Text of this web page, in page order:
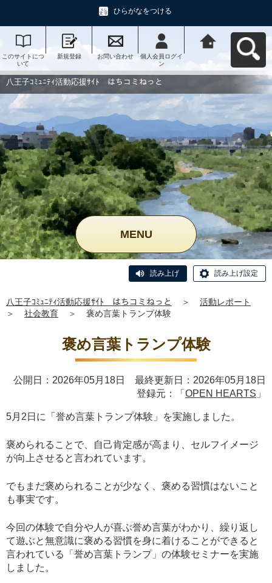
ひらがなをつける
このサイトにつ
いて
新規登録 お問い合わせ
個人会員ログイ
ン
動応援ｻｲﾄ はち
コミねっとへ戻
八王子ｺﾐｭﾆﾃｨ活動応援ｻｲﾄ はちコミねっと
MENU
読み上げ 読み上げ設定
八王子ｺﾐｭﾆﾃｨ活動応援ｻｲﾄ はちコミねっと ＞
活動レポート
＞
社会教育 ＞ 褒め言葉トランプ体験
褒め言葉トランプ体験
公開日：2026年05月18日 最終更新日：2026年05月18日
登録元：「 OPEN HEARTS 」
5月2日に「誉め言葉トランプ体験」を実施しました。
褒められることで、自己肯定感が高まり、セルフイメージ
が向上させると言われています。
でもまだ褒められることが少なく、褒める習慣はないこと
も事実です。
今回の体験で自分や人が喜ぶ誉め言葉がわかり、繰り返し
て遊ぶと無意識に褒める習慣を身に着けることができると
言われている「誉め言葉トランプ」の体験セミナーを実施
しました。